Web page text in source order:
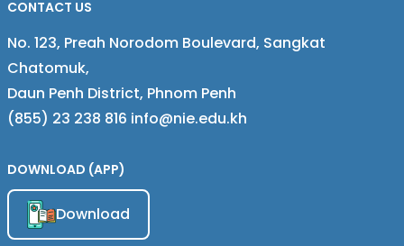
CONTACT US
No. 123, Preah Norodom Boulevard, Sangkat
Chatomuk,
Daun Penh District, Phnom Penh
(855) 23 238 816 info@nie.edu.kh
DOWNLOAD (APP)
Download